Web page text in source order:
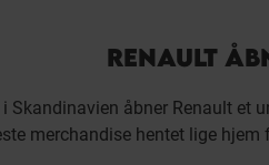
RENAULT
Skandinavien åbner Renault et
merchandise hentet lige